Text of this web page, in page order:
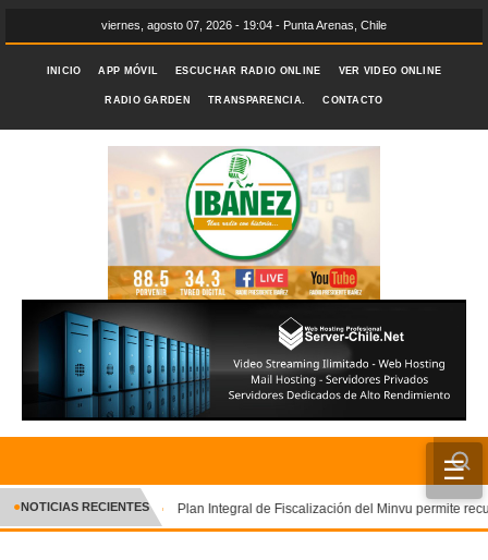
viernes, agosto 07, 2026 - 19:04 - Punta Arenas, Chile
INICIO APP MÓVIL ESCUCHAR RADIO ONLINE VER VIDEO ONLINE
RADIO GARDEN TRANSPARENCIA. CONTACTO
☰
INICIO
CRÓNICA
●NOTICIAS RECIENTES Plan Integral de Fiscalización del Minvu permite